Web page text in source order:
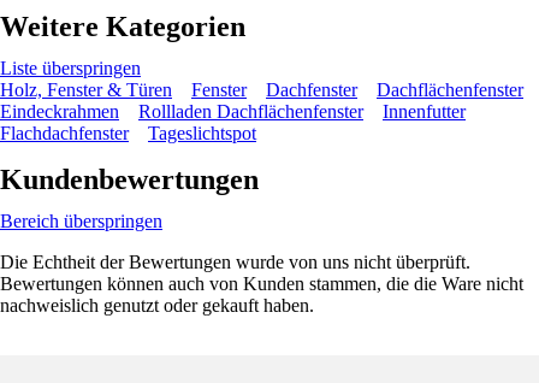
Weitere Kategorien
Liste überspringen
Holz, Fenster & Türen
Fenster Dachfenster
Dachflächenfenster
Eindeckrahmen
Rollladen Dachflächenfenster
Innenfutter
Flachdachfenster
Tageslichtspot
Kundenbewertungen
Bereich überspringen
Die Echtheit der Bewertungen wurde von uns nicht überprüft.
Bewertungen können auch von Kunden stammen, die die Ware nicht
nachweislich genutzt oder gekauft haben.